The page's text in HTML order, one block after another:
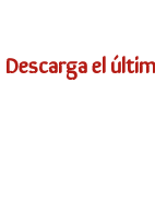
Descarga el